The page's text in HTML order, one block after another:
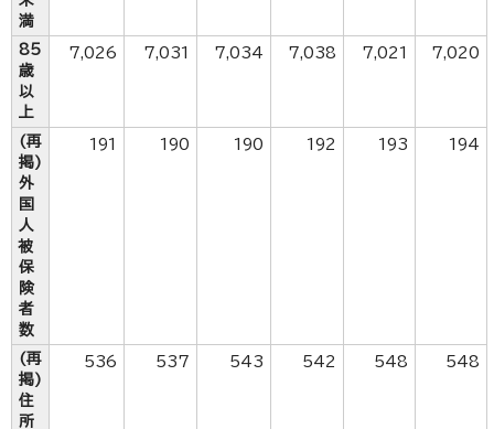
満
85
歳
以
上
7,026 7,031 7,034 7,038 7,021 7,020
(再
掲)
外
国
人
被
保
険
者
数
191 190 190 192 193 194
(再
掲)
住
所
536 537 543 542 548 548